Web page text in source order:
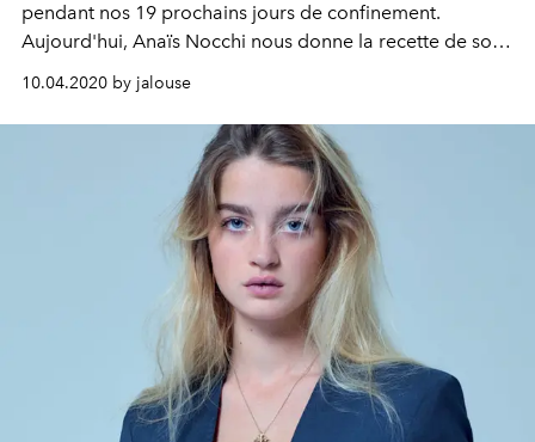
pendant nos 19 prochains jours de confinement.
Aujourd'hui, Anaïs Nocchi nous donne la recette de son
smoothie ananas, mangue et gingembre.
10.04.2020 by jalouse